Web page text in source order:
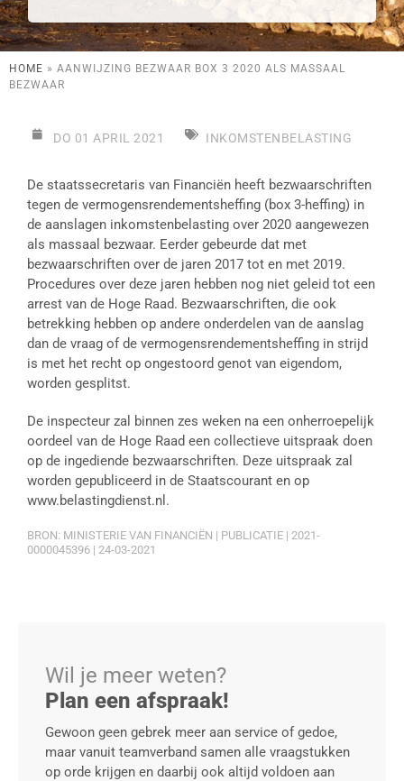
HOME » AANWIJZING BEZWAAR BOX 3 2020 ALS MASSAAL
BEZWAAR
DO 01 APRIL 2021 INKOMSTENBELASTING
De staatssecretaris van Financiën heeft bezwaarschriften
tegen de vermogensrendementsheffing (box 3-heffing) in
de aanslagen inkomstenbelasting over 2020 aangewezen
als massaal bezwaar. Eerder gebeurde dat met
bezwaarschriften over de jaren 2017 tot en met 2019.
Procedures over deze jaren hebben nog niet geleid tot een
arrest van de Hoge Raad. Bezwaarschriften, die ook
betrekking hebben op andere onderdelen van de aanslag
dan de vraag of de vermogensrendementsheffing in strijd
is met het recht op ongestoord genot van eigendom,
worden gesplitst.
De inspecteur zal binnen zes weken na een onherroepelijk
oordeel van de Hoge Raad een collectieve uitspraak doen
op de ingediende bezwaarschriften. Deze uitspraak zal
worden gepubliceerd in de Staatscourant en op
www.belastingdienst.nl.
BRON: MINISTERIE VAN FINANCIËN | PUBLICATIE | 2021-
0000045396 | 24-03-2021
Wil je meer weten?
Plan een afspraak!
Gewoon geen gebrek meer aan service of gedoe,
maar vanuit teamverband samen alle vraagstukken
op orde krijgen en daarbij ook altijd voldoen aan